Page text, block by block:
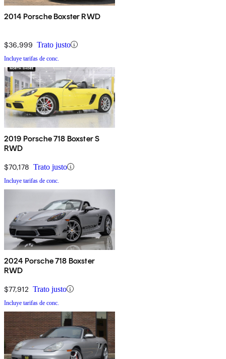
2014 Porsche Boxster RWD
$36,999 Trato justo
Incluye tarifas de conc.
2019 Porsche 718 Boxster S
RWD
$70,178 Trato justo
Incluye tarifas de conc.
2024 Porsche 718 Boxster
RWD
$77,912 Trato justo
Incluye tarifas de conc.